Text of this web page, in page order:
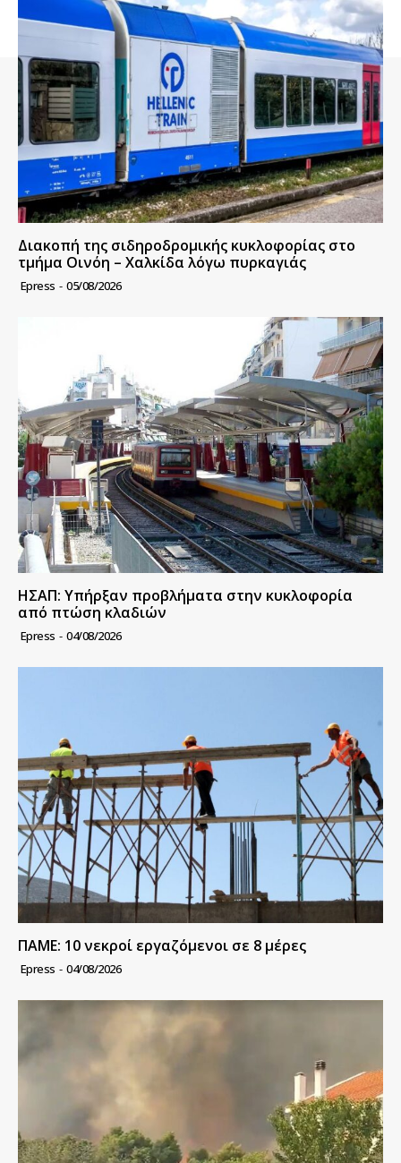
Διακοπή της σιδηροδρομικής κυκλοφορίας στο
τμήμα Οινόη – Χαλκίδα λόγω πυρκαγιάς
Epress - 05/08/2026
ΗΣΑΠ: Υπήρξαν προβλήματα στην κυκλοφορία
από πτώση κλαδιών
Epress - 04/08/2026
ΠΑΜΕ: 10 νεκροί εργαζόμενοι σε 8 μέρες
Epress - 04/08/2026